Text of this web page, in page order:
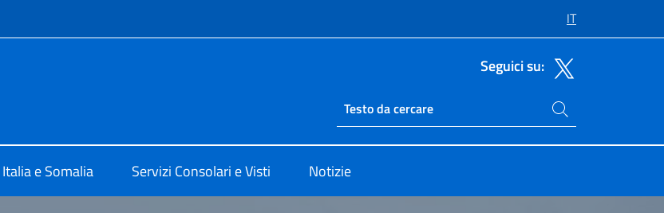
IT
Seguici su:
Ricerca sito live
Cerca nel sito
Italia e Somalia Servizi Consolari e Visti Notizie